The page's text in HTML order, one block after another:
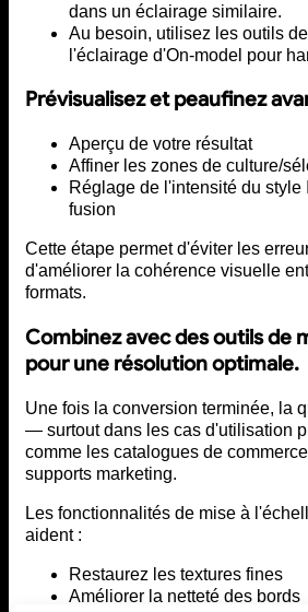
dans un éclairage similaire.
Au besoin, utilisez les outils
l'éclairage d'On-model pour
Prévisualisez et peaufinez
Aperçu de votre résultat
Affiner les zones de culture/
Réglage de l'intensité du style
fusion
Cette étape permet d'éviter les
d'améliorer la cohérence visuelle
formats.
Combinez avec des outils de
pour une résolution optimale.
Une fois la conversion terminée, la
— surtout dans les cas d'utilisation
comme les catalogues de
supports marketing.
Les fonctionnalités de mise à
aident :
Restaurez les textures fines
Améliorer la netteté des bords